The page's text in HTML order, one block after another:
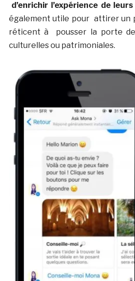
d’enrichir l’expérience de
également utile pour attirer un
réticent à pousser la porte
culturelles ou patrimoniales.